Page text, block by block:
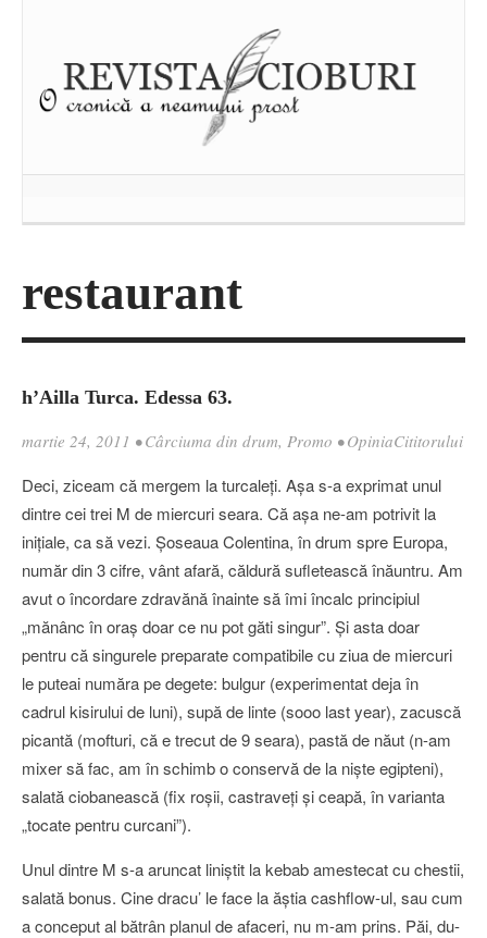
restaurant
h’Ailla Turca. Edessa 63.
martie 24, 2011 •Cârciuma din drum, Promo •OpiniaCititorului
Deci, ziceam că mergem la turcaleţi. Aşa s-a exprimat unul
dintre cei trei M de miercuri seara. Că aşa ne-am potrivit la
iniţiale, ca să vezi. Şoseaua Colentina, în drum spre Europa,
număr din 3 cifre, vânt afară, căldură sufletească înăuntru. Am
avut o încordare zdravănă înainte să îmi încalc principiul
„mănânc în oraş doar ce nu pot găti singur”. Şi asta doar
pentru că singurele preparate compatibile cu ziua de miercuri
le puteai număra pe degete: bulgur (experimentat deja în
cadrul kisirului de luni), supă de linte (sooo last year), zacuscă
picantă (mofturi, că e trecut de 9 seara), pastă de năut (n-am
mixer să fac, am în schimb o conservă de la nişte egipteni),
salată ciobanească (fix roşii, castraveţi şi ceapă, în varianta
„tocate pentru curcani”).
Unul dintre M s-a aruncat liniştit la kebab amestecat cu chestii,
salată bonus. Cine dracu’ le face la ăştia cashflow-ul, sau cum
a conceput al bătrân planul de afaceri, nu m-am prins. Păi, du-